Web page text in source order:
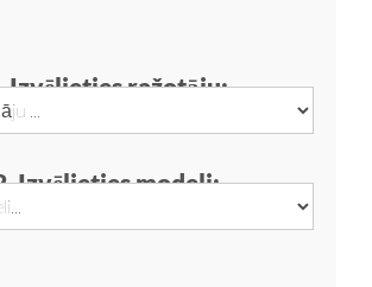
Izvēlieties ražotāju:
Izvēlieties modeli: